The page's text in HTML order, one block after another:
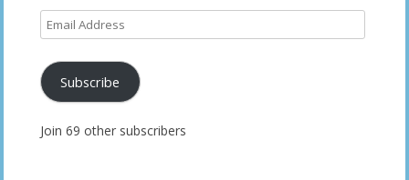
Email
Address
Subscribe
Join 69 other subscribers